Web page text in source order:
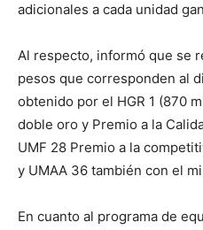
adicionales a cada unidad
Al respecto, informó que se
pesos que corresponden al
obtenido por el HGR 1 (870
doble oro y Premio a la
UMF 28 Premio a la
y UMAA 36 también con el
En cuanto al programa de